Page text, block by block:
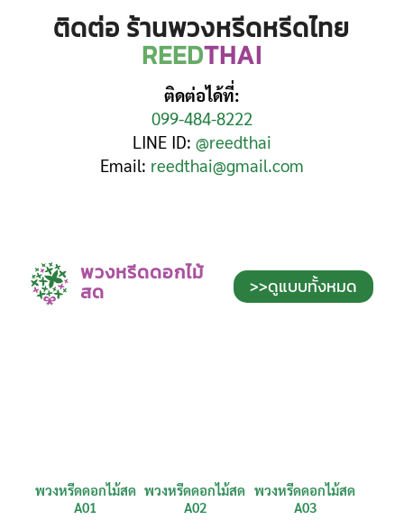
ติดต่อ ร้านพวงหรีดหรีดไทย
REEDTHAI
ติดต่อได้ที่:
099-484-8222
LINE ID: @reedthai
Email: reedthai@gmail.com
พวงหรีดดอกไม้
สด >>ดูแบบทั้งหมด
พวงหรีดดอกไม้สด
A01
พวงหรีดดอกไม้สด
A02
พวงหรีดดอกไม้สด
A03